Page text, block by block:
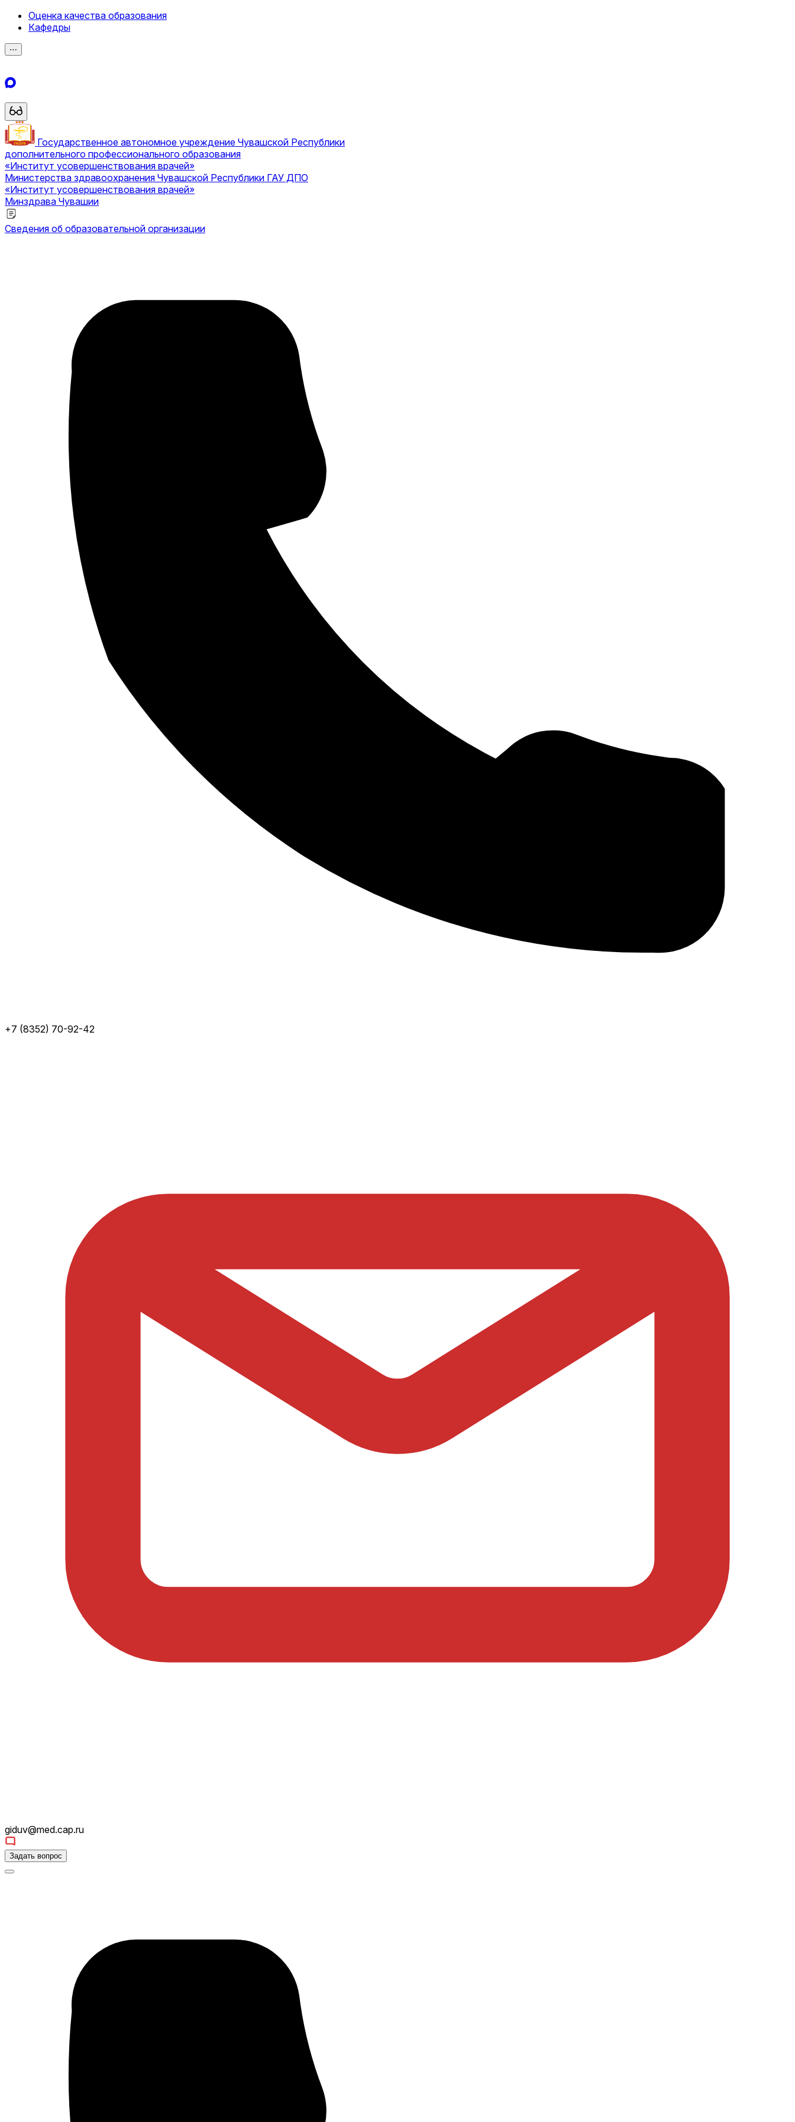
Оценка качества образования
Кафедры
⋯
Государственное автономное учреждение Чувашской Республики
дополнительного профессионального образования
«Институт усовершенствования врачей»
Министерства здравоохранения Чувашской Республики ГАУ ДПО
«Институт усовершенствования врачей»
Минздрава Чувашии
Сведения об образовательной организации
+7 (8352) 70-92-42
giduv@med.cap.ru
Задать вопрос